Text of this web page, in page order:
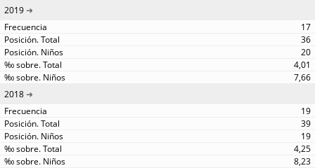
2019
17
36
20
4,01
7,66
2018
19
39
19
4,25
8,23